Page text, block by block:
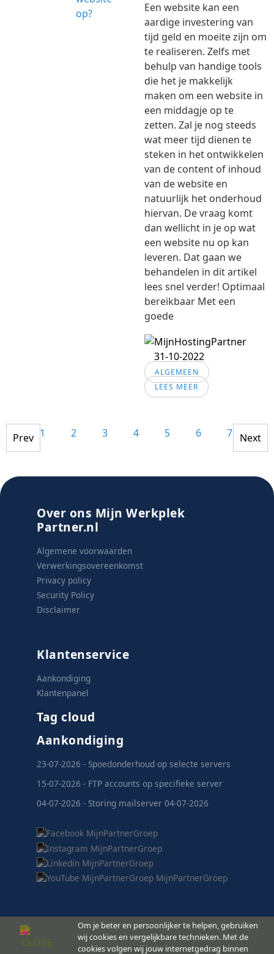
Een website kan een
aardige investering van
tijd geld en moeite zijn om
te realiseren. Zelfs met
behulp van handige tools
die het je makkelijk
maken om een website in
een middagje op te
zetten. Zal je nog steeds
wat meer tijd dienen te
steken in het ontwikkelen
van de content of inhoud
van de website en
natuurlijk het onderhoud
hiervan. De vraag komt
dan wellicht in je op wat
een website nu op kan
leveren. Dat gaan we
behandelen in dit artikel
lees snel verder! Optimaal
bereikbaar Met een
goede
31-10-2022
ALGEMEEN
LEES MEER
1 2 3 4 5 6 7 8
Prev Next
Over ons Mijn Werkplek
Partner.nl
Algemene voorwaarden
Verwerkingsovereenkomst
Privacy policy
Security Policy
Disclaimer
Klantenservice
Aankondiging
Klantenpanel
Tag cloud
Aankondiging
23-07-2026 - Spoedonderhoud op selecte servers
15-07-2026 - FTP accounts op specifieke server
04-07-2026 - Storing mailserver 04-07-2026
MijnPartnerGroep.nl
Om je beter en persoonlijker te helpen, gebruiken
wij cookies en vergelijkbare technieken. Met de
cookies volgen wij jouw internetgedrag binnen